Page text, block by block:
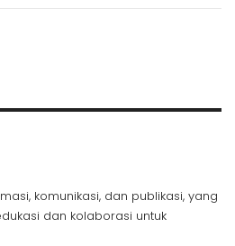
komunikasi, dan publikasi, yang
dan kolaborasi untuk